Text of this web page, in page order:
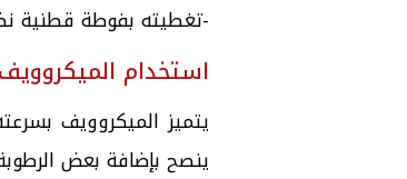
-تغطيته بفوطة قطنية
استخدام
يتميز الميكروويف
ينصح بإضافة بعض